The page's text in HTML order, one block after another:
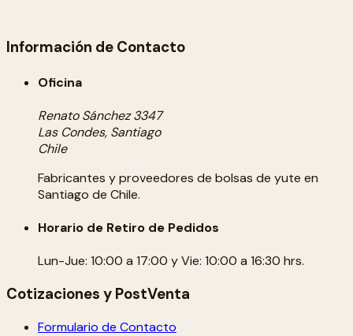
Información de Contacto
Oficina
Renato Sánchez 3347
Las Condes, Santiago
Chile
Fabricantes y proveedores de bolsas de yute en
Santiago de Chile.
Horario de Retiro de Pedidos
Lun-Jue: 10:00 a 17:00 y Vie: 10:00 a 16:30 hrs.
Cotizaciones y PostVenta
Formulario de Contacto